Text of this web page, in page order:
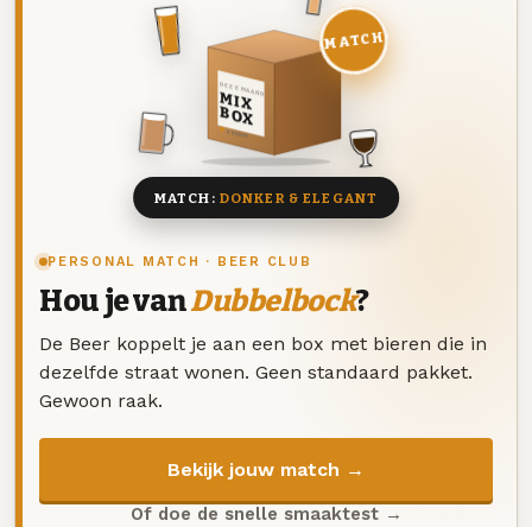
PERSONAL MATCH · BEER CLUB
Hou je vanDubbelbock?
De Beer koppelt je aan een box met bieren die in
dezelfde straat wonen. Geen standaard pakket.
Gewoon raak.
Bekijk jouw match →
Of doe de snelle smaaktest →
DEZE MAAND
MIX
BOX
8 BIEREN
MATCH
MATCH: DONKER & ELEGANT